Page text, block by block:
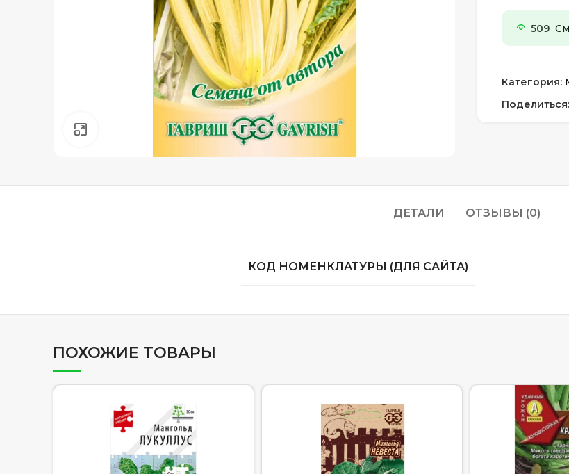
Нажмите, чтобы увеличить
509
Категория:
Поделиться:
ДЕТАЛИ ОТЗЫВЫ (0)
КОД НОМЕНКЛАТУРЫ (ДЛЯ САЙТА)
ПОХОЖИЕ ТОВАРЫ